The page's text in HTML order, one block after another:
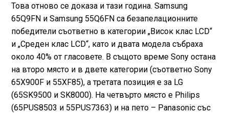
Това отново се доказа и тази година. Samsung
65Q9FN и Samsung 55Q6FN са безапелационните
победители съответно в категории „Висок клас LCD“
и „Среден клас LСD“, като и двата модела събраха
около 40% от гласовете. В същото време Sony остана
на второ място и в двете категории (съответно Sony
65X900F и 55XF85), а третата позиция е за LG
(65SK9500 и SK8000). На четвърто място е Philips
(65PUS8503 и 55PUS7363) и на пето – Panasonic със